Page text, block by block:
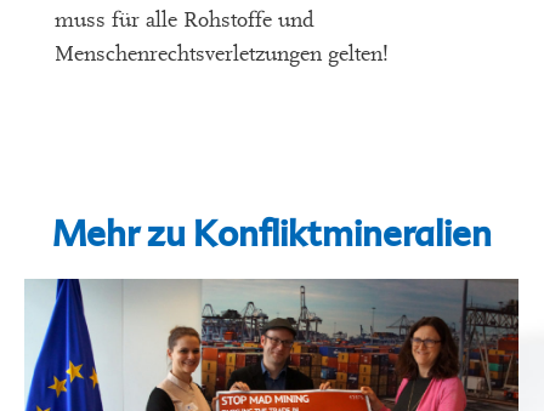
muss für alle Rohstoffe und
Menschenrechtsverletzungen gelten!
Mehr zu Konfliktmineralien